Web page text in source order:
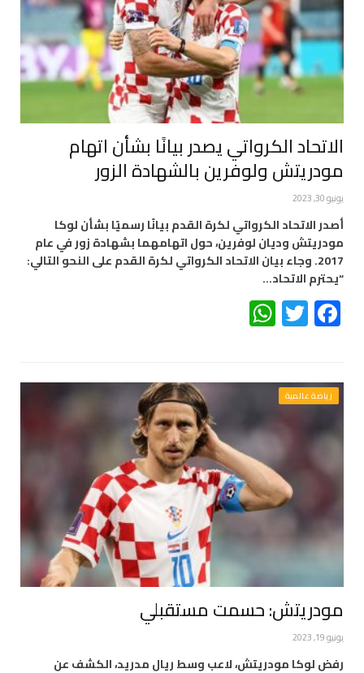
الاتحاد الكرواتي يصدر بيانًا بشأن اتهام
مودريتش ولوفرين بالشهادة الزور
يونيو 30, 2023
أصدر الاتحاد الكرواتي لكرة القدم بيانًا رسميًا بشأن لوكا
مودريتش وديان لوفرين، حول اتهامهما بشهادة زور في عام
2017. وجاء بيان الاتحاد الكرواتي لكرة القدم على النحو التالي:
“يحترم الاتحاد…
Facebook
Twitter
رياضة عالمية
مودريتش: حسمت مستقبلي
يونيو 19, 2023
رفض لوكا مودريتش، لاعب وسط ريال مدريد، الكشف عن